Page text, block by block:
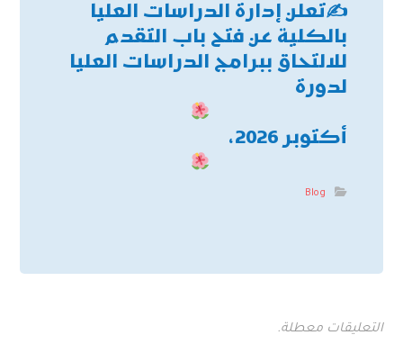
✍تعلن إدارة الدراسات العليا
بالكلية عن فتح باب التقدم
للالتحاق ببرامج الدراسات العليا
لدورة
أكتوبر 2026،
Blog
التعليقات معطلة.